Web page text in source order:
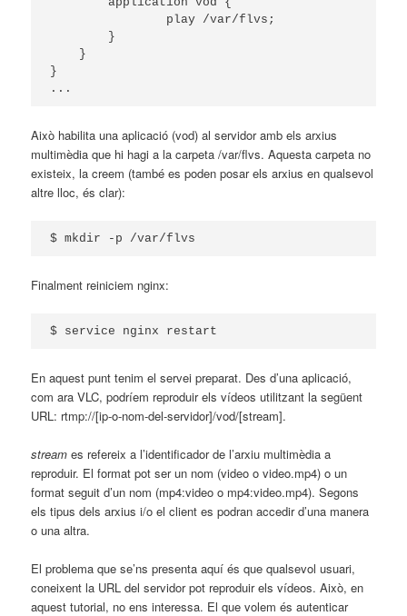
                play /var/flvs;
        }
    }
}
Això habilita una aplicació (vod) al servidor amb els arxius
multimèdia que hi hagi a la carpeta /var/flvs. Aquesta carpeta no
existeix, la creem (també es poden posar els arxius en qualsevol
altre lloc, és clar):
Finalment reiniciem nginx:
En aquest punt tenim el servei preparat. Des d’una aplicació,
com ara VLC, podríem reproduir els vídeos utilitzant la següent
URL: rtmp://[ip-o-nom-del-servidor]/vod/[stream].
stream es refereix a l’identificador de l’arxiu multimèdia a
reproduir. El format pot ser un nom (video o video.mp4) o un
format seguit d’un nom (mp4:video o mp4:video.mp4). Segons
els tipus dels arxius i/o el client es podran accedir d’una manera
o una altra.
El problema que se’ns presenta aquí és que qualsevol usuari,
coneixent la URL del servidor pot reproduir els vídeos. Això, en
aquest tutorial, no ens interessa. El que volem és autenticar